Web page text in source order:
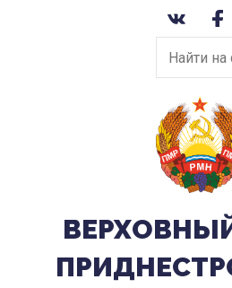
Найти
на
сайте: